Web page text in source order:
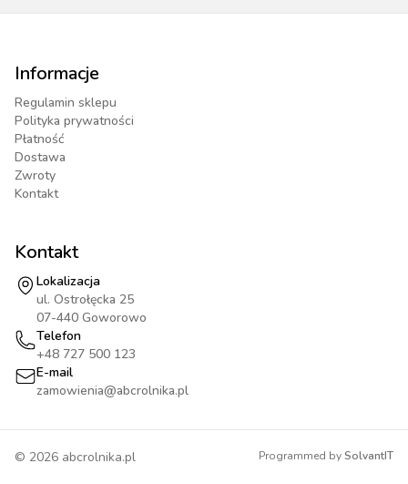
Informacje
Regulamin sklepu
Polityka prywatności
Płatność
Dostawa
Zwroty
Kontakt
Kontakt
Lokalizacja
ul. Ostrołęcka 25
07-440 Goworowo
Telefon
+48 727 500 123
E-mail
zamowienia@abcrolnika.pl
© 2026 abcrolnika.pl Programmed bySolvantIT